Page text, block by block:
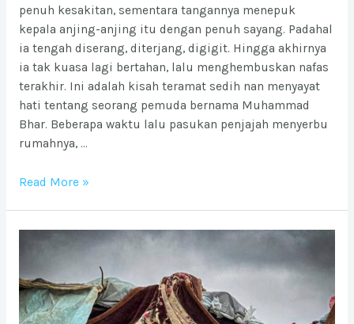
penuh kesakitan, sementara tangannya menepuk
kepala anjing-anjing itu dengan penuh sayang. Padahal
ia tengah diserang, diterjang, digigit. Hingga akhirnya
ia tak kuasa lagi bertahan, lalu menghembuskan nafas
terakhir. Ini adalah kisah teramat sedih nan menyayat
hati tentang seorang pemuda bernama Muhammad
Bhar. Beberapa waktu lalu pasukan penjajah menyerbu
rumahnya, …
Ia
Pernah
Read More »